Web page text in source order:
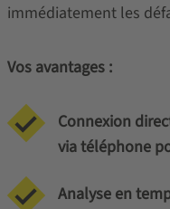
immédiatement les
Vos avantages :
Connexion
via téléphone
Analyse en